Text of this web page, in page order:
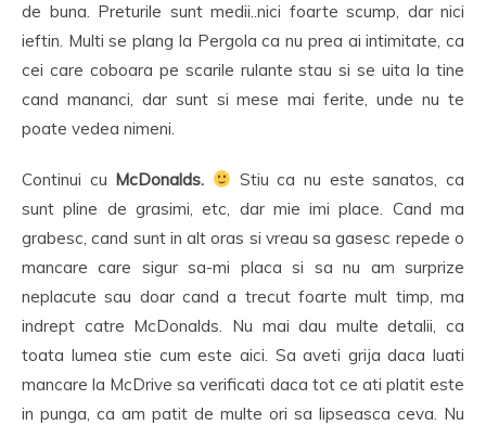
de buna. Preturile sunt medii..nici foarte scump, dar nici
ieftin. Multi se plang la Pergola ca nu prea ai intimitate, ca
cei care coboara pe scarile rulante stau si se uita la tine
cand mananci, dar sunt si mese mai ferite, unde nu te
poate vedea nimeni.
Continui cu McDonalds.
Stiu ca nu este sanatos, ca
sunt pline de grasimi, etc, dar mie imi place. Cand ma
grabesc, cand sunt in alt oras si vreau sa gasesc repede o
mancare care sigur sa-mi placa si sa nu am surprize
neplacute sau doar cand a trecut foarte mult timp, ma
indrept catre McDonalds. Nu mai dau multe detalii, ca
toata lumea stie cum este aici. Sa aveti grija daca luati
mancare la McDrive sa verificati daca tot ce ati platit este
in punga, ca am patit de multe ori sa lipseasca ceva. Nu